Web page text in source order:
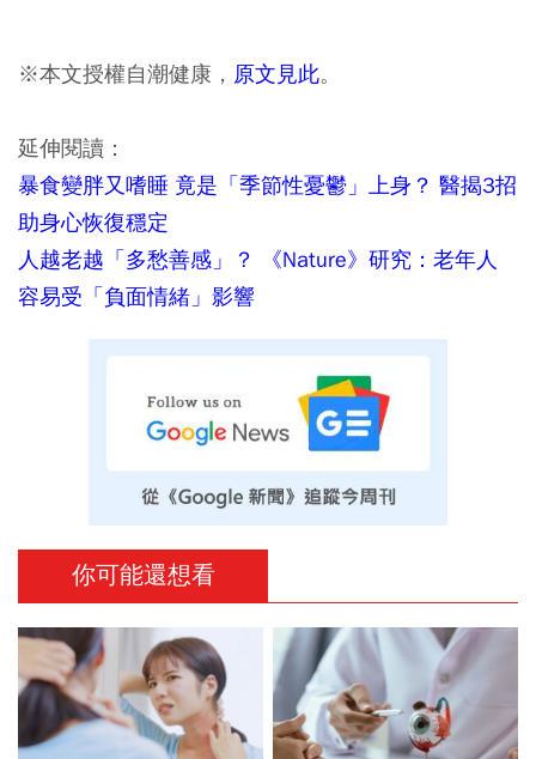
※本文授權自潮健康， 原文見此。
延伸閱讀：
暴食變胖又嗜睡 竟是「季節性憂鬱」上身？ 醫揭3招
助身心恢復穩定
人越老越「多愁善感」？ 《Nature》研究：老年人
容易受「負面情緒」影響
你可能還想看